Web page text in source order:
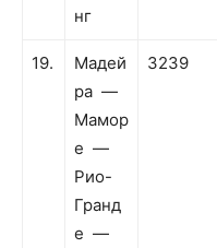
нг
19.
Мадей
ра —
Мамор
е —
Рио-
Гранд
е —
3239